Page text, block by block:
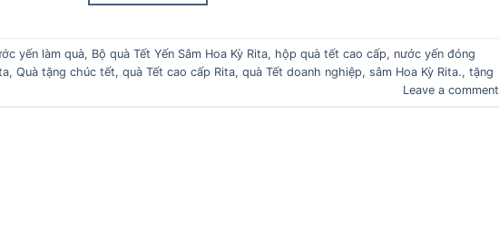
yến làm quà, Bộ quà Tết Yến Sâm Hoa Kỳ Rita, hộp quà tết cao cấp, nước yến đóng
, Quà tặng chúc tết, quà Tết cao cấp Rita, quà Tết doanh nghiệp, sâm Hoa Kỳ Rita., tặng
Leave a comment